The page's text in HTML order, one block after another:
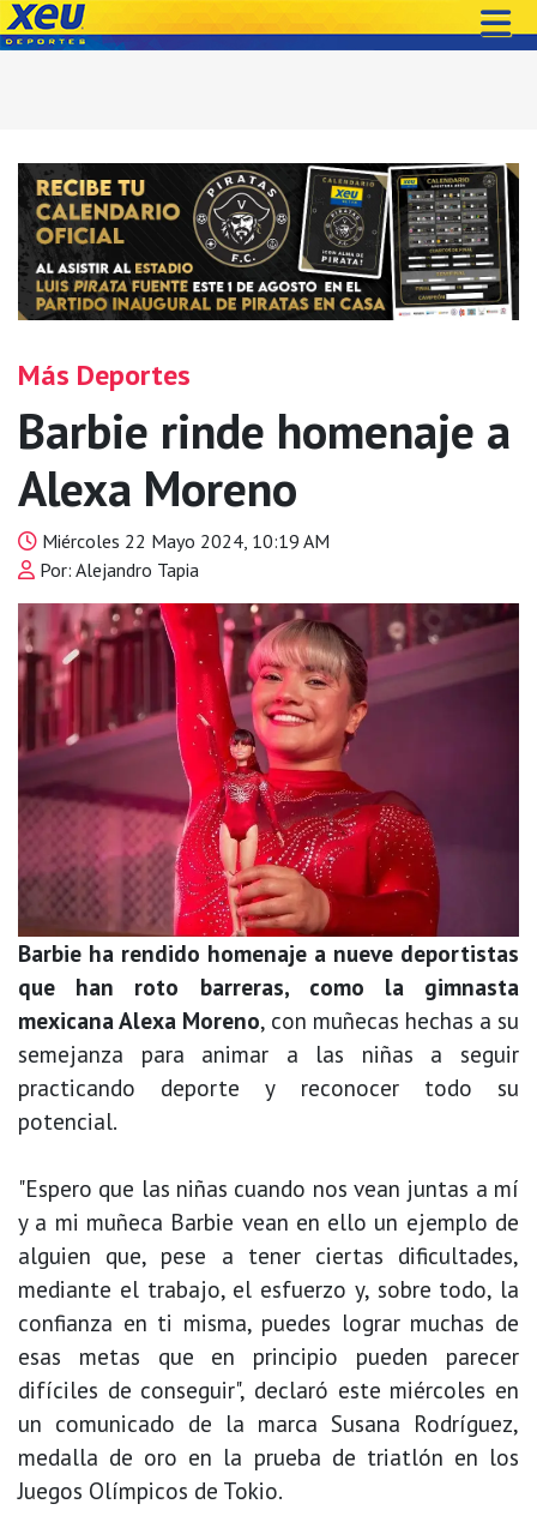
Más Deportes
Barbie rinde homenaje a
Alexa Moreno
Miércoles 22 Mayo 2024, 10:19 AM
Por: Alejandro Tapia
Barbie ha rendido homenaje a nueve deportistas
que han roto barreras, como la gimnasta
mexicana Alexa Moreno, con muñecas hechas a su
semejanza para animar a las niñas a seguir
practicando deporte y reconocer todo su
potencial.
"Espero que las niñas cuando nos vean juntas a mí
y a mi muñeca Barbie vean en ello un ejemplo de
alguien que, pese a tener ciertas dificultades,
mediante el trabajo, el esfuerzo y, sobre todo, la
confianza en ti misma, puedes lograr muchas de
esas metas que en principio pueden parecer
difíciles de conseguir", declaró este miércoles en
un comunicado de la marca Susana Rodríguez,
medalla de oro en la prueba de triatlón en los
Juegos Olímpicos de Tokio.